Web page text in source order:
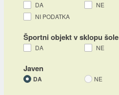
DA NE
NI PODATKA
Športni objekt v sklopu šole
DA NE
Javen
DA NE